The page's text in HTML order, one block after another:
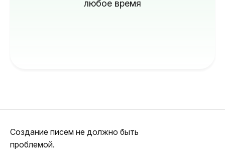
любое время
Создание писем не должно быть
проблемой.